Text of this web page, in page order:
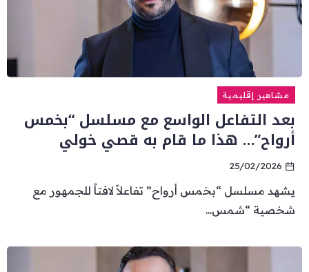
مشاهير إقليمية
بعد التفاعل الواسع مع مسلسل “بخمس
أرواح”… هذا ما قام به قصي خولي
25/02/2026
يشهد مسلسل “بخمس أرواح” تفاعلاً لافتاً للجمهور مع
شخصية “شمس...